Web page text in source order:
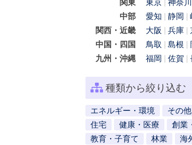
関東
東京 神奈川
中部
愛知 静岡
関西・近畿
大阪 兵庫
中国・四国
鳥取 島根
九州・沖縄
福岡 佐賀
種類から絞り込む
エネルギー・環境 その他
住宅
健康・医療 創業
教育・子育て
林業 海